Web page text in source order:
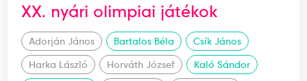
XX. nyári olimpiai játékok
Adorján János Bartalos Béla
Csík János
Harka László
Horváth József
Kaló Sándor